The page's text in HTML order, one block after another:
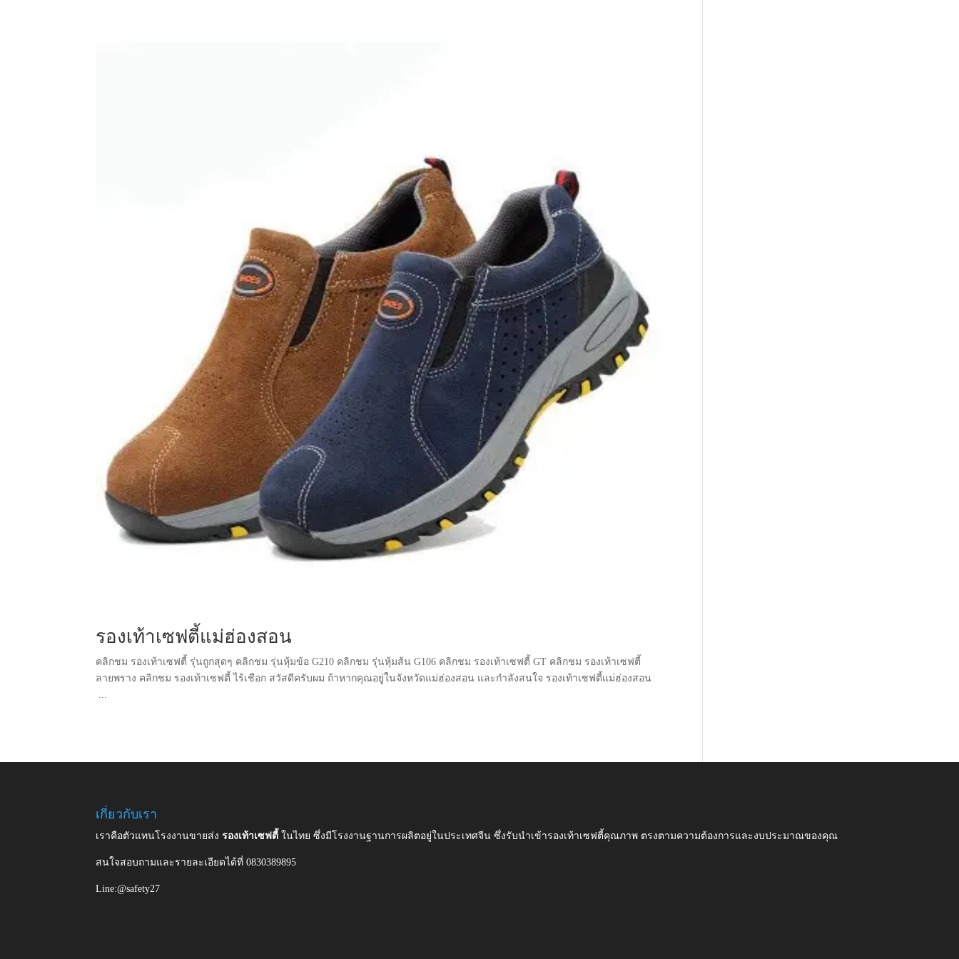
รองเท้าเซฟตี้แม่ฮ่องสอน
คลิกชม รองเท้าเซฟตี้ รุ่นถูกสุดๆ คลิกชม รุ่นหุ้มข้อ G210 คลิกชม รุ่นหุ้มส้น G106 คลิกชม รองเท้าเซฟตี้ GT คลิกชม รองเท้าเซฟตี้
ลายพราง คลิกชม รองเท้าเซฟตี้ ไร้เชือก สวัสดีครับผม ถ้าหากคุณอยู่ในจังหวัดแม่ฮ่องสอน และกำลังสนใจ รองเท้าเซฟตี้แม่ฮ่องสอน
เกี่ยวกับเรา
เราคือตัวแทนโรงงานขายส่งรองเท้าเซฟตี้ในไทย ซึ่งมีโรงงานฐานการผลิตอยู่ในประเทศจีน ซึ่งรับนำเข้ารองเท้าเซฟตี้คุณภาพ ตรงตามความต้องการและงบประมาณของคุณ
สนใจสอบถามและรายละเอียดได้ที่ 0830389895
Line:@safety27